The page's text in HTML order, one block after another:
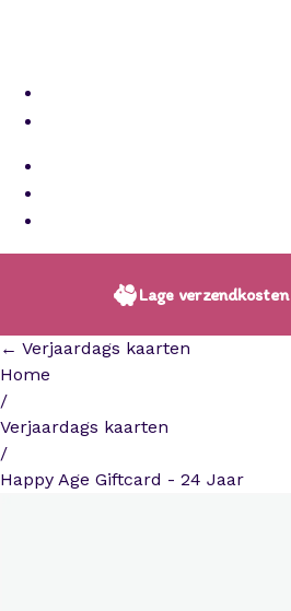
Lage verzendkosten
← Verjaardags kaarten
Home
/
Verjaardags kaarten
/
Happy Age Giftcard - 24 Jaar